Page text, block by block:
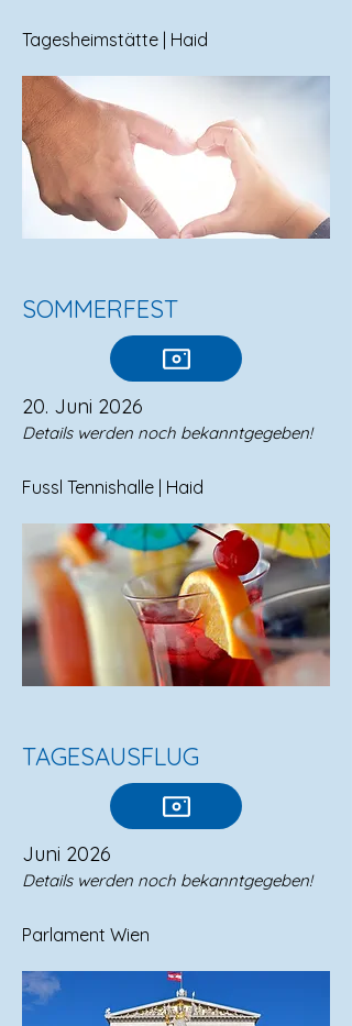
Tagesheimstätte | Haid​
SOMMERFEST
20. Juni 2026
Details werden noch bekanntgegeben!
Fussl Tennishalle | Haid
TAGESAUSFLUG
Juni 2026
Details werden noch bekanntgegeben!
Parlament Wien